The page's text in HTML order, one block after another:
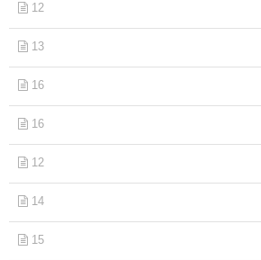
12
13
16
16
12
14
15